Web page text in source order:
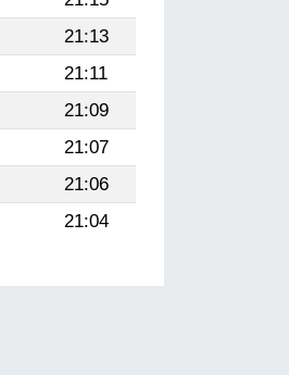
21:13
21:11
21:09
21:07
21:06
21:04